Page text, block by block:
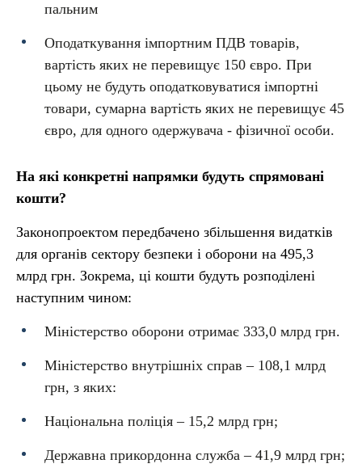
пальним
Оподаткування імпортним ПДВ товарів,
вартість яких не перевищує 150 євро. При
цьому не будуть оподатковуватися імпортні
товари, сумарна вартість яких не перевищує 45
євро, для одного одержувача - фізичної особи.
На які конкретні напрямки будуть спрямовані
кошти?
Законопроектом передбачено збільшення видатків
для органів сектору безпеки і оборони на 495,3
млрд грн. Зокрема, ці кошти будуть розподілені
наступним чином:
Міністерство оборони отримає 333,0 млрд грн.
Міністерство внутрішніх справ – 108,1 млрд
грн, з яких:
Національна поліція – 15,2 млрд грн;
Державна прикордонна служба – 41,9 млрд грн;